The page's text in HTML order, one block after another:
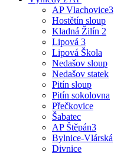
AP Vlachovice3
Hostětín sloup
Kladná Žilín 2
Lipová 3
Lipová Škola
Nedašov sloup
Nedašov statek
Pitín sloup
Pitín sokolovna
Přečkovice
Šabatec
AP Štěpán3
Bylnice-Vlárská
Divnice